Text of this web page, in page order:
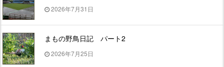
2026年7月31日
まもの野鳥日記 パート2
2026年7月25日